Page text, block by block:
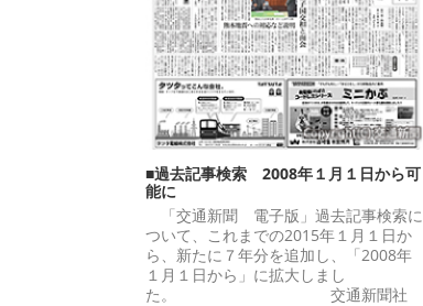
■過去記事検索 2008年１月１日から可
能に
「交通新聞 電子版」過去記事検索に
ついて、これまでの2015年１月１日か
ら、新たに７年分を追加し、「2008年
１月１日から」に拡大しまし
た。 交通新聞社